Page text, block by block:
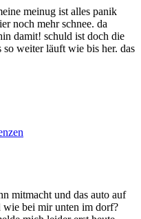
meinug ist alles panik
noch mehr schnee. da
damit! schuld ist doch die
so weiter läuft wie bis her. das
mitmacht und das auto auf
wie bei mir unten im dorf?